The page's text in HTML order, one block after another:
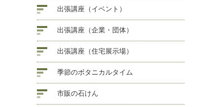
出張講座（イベント）
出張講座（企業・団体）
出張講座（住宅展示場）
季節のボタニカルタイム
市販の石けん